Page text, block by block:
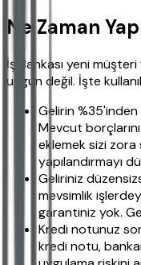
Ne Zaman
İş Bankası yeni
uygun değil. İşte
Gelirin
Mevcut
eklemek sizi
yapılandırmayı
Geliriniz
mevsimlik
garantiniz yok.
Kredi notunuz
kredi notu,